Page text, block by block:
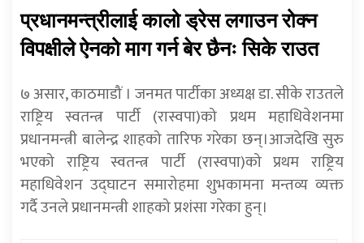
प्रधानमन्त्रीलाई कालो ड्रेस लगाउन रोक्न
विपक्षीले ऐनको माग गर्न बेर छैनः सिके राउत
७ असार, काठमाडौं । जनमत पार्टीका अध्यक्ष डा. सीके राउतले
राष्ट्रिय स्वतन्त्र पार्टी (रास्वपा)को प्रथम महाधिवेशनमा
प्रधानमन्त्री बालेन्द्र शाहको तारिफ गरेका छन्।आजदेखि सुरु
भएको राष्ट्रिय स्वतन्त्र पार्टी (रास्वपा)को प्रथम राष्ट्रिय
महाधिवेशन उद्घाटन समारोहमा शुभकामना मन्तव्य व्यक्त
गर्दै उनले प्रधानमन्त्री शाहको प्रशंसा गरेका हुन्।